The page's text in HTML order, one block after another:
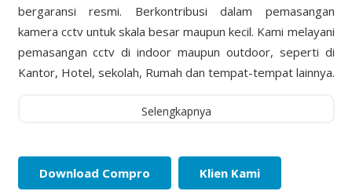
bergaransi resmi. Berkontribusi dalam pemasangan
kamera cctv untuk skala besar maupun kecil. Kami melayani
pemasangan cctv di indoor maupun outdoor, seperti di
Kantor, Hotel, sekolah, Rumah dan tempat-tempat lainnya.
Selengkapnya
Download Compro Klien Kami